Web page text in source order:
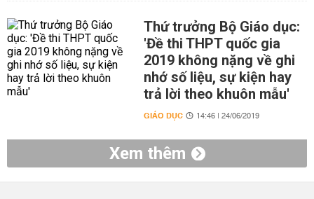
Thứ trưởng Bộ Giáo dục:
'Đề thi THPT quốc gia
2019 không nặng về ghi
nhớ số liệu, sự kiện hay
trả lời theo khuôn mẫu'
GIÁO DỤC 14:46 | 24/06/2019
Xem thêm